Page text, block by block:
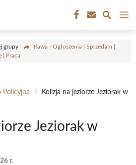
grupy
Iława - Ogłoszenia | Sprzedam |
| Praca
Policyjna /
Kolizja na jeziorze Jeziorak w
Jeziorak w
r.